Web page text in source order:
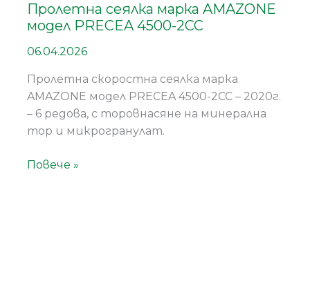
Пролетна сеялка марка AMAZONE
модел PRECEA 4500-2CC
06.04.2026
Пролетна скоростна сеялка марка
AMAZONE модел PRECEA 4500-2CC – 2020г.
– 6 редова, с торовнасяне на минерална
тор и микрогранулат.
Повече »